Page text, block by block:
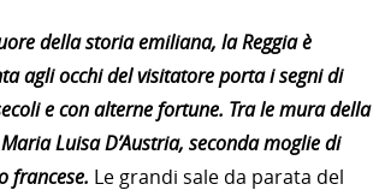
della storia emiliana, la Reggia è
agli occhi del visitatore porta i segni di
e con alterne fortune. Tra le mura della
Luisa D’Austria, seconda moglie di
francese. Le grandi sale da parata del